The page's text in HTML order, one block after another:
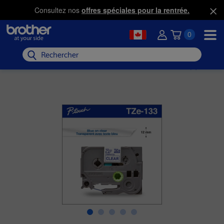
Consultez nos offres spéciales pour la rentrée.
0
Rechercher